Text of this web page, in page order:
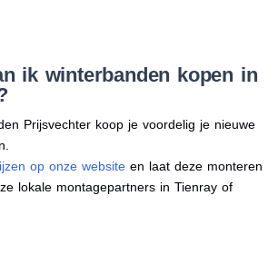
ik winterbanden kopen in
Prijsvechter koop je voordelig je nieuwe
op onze websiteen laat deze monteren
lokale montagepartners in Tienray of